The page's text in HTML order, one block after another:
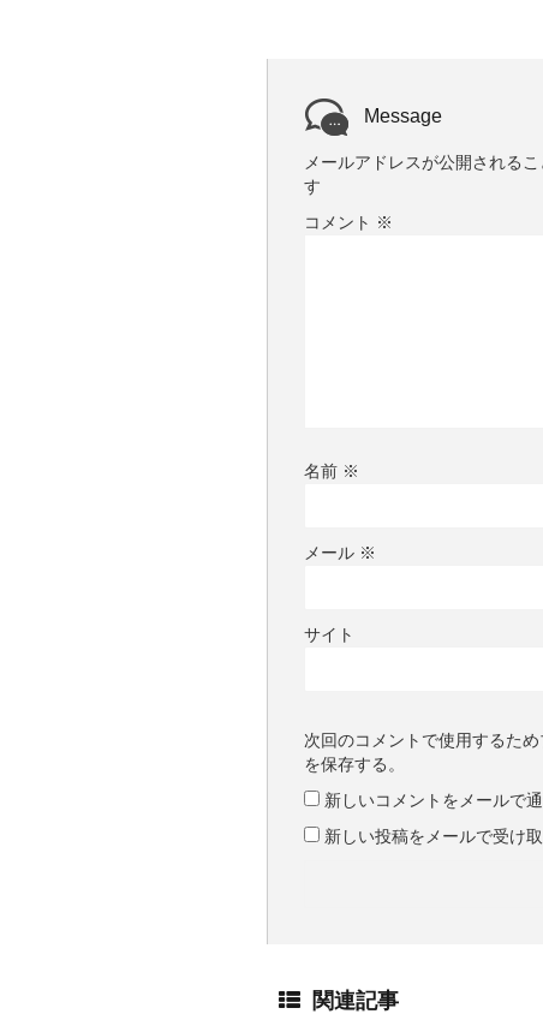
き
ま
)
Message
メールアドレスが公開されるこ
す
コメント ※
名前 ※
メール ※
サイト
次回のコメントで使用するた
を保存する。
新しいコメントをメールで
新しい投稿をメールで受け
関連記事